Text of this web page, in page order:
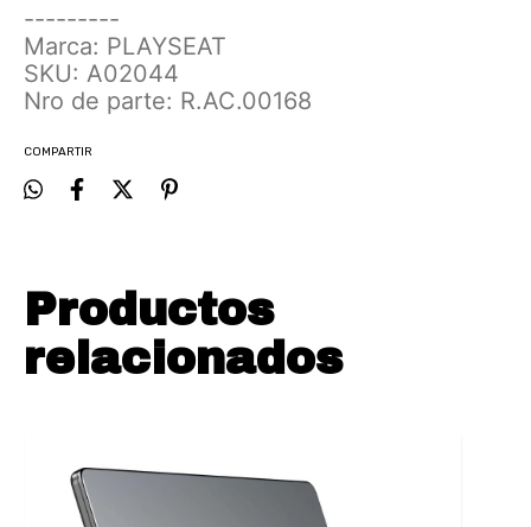
---------
Marca: PLAYSEAT
SKU: A02044
Nro de parte: R.AC.00168
COMPARTIR
Productos
relacionados